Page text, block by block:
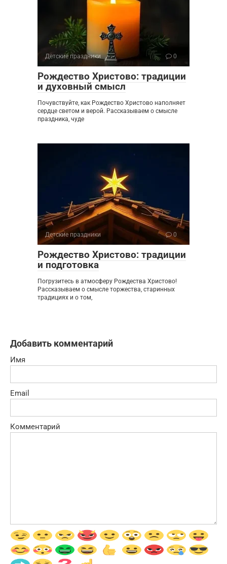
Детские праздники 0
Рождество Христово: традиции
и духовный смысл
Почувствуйте, как Рождество Христово наполняет
сердце светом и верой. Рассказываем о смысле
праздника, чуде
Детские праздники 0
Рождество Христово: традиции
и подготовка
Погрузитесь в атмосферу Рождества Христово!
Рассказываем о смысле торжества, старинных
традициях и о том,
Добавить комментарий
Имя
Email
Комментарий